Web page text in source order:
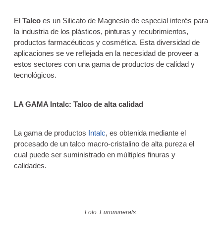
El Talcoes un Silicato de Magnesio de especial interés para
la industria de los plásticos, pinturas y recubrimientos,
productos farmacéuticos y cosmética. Esta diversidad de
aplicaciones se ve reflejada en la necesidad de proveer a
estos sectores con una gama de productos de calidad y
tecnológicos.
LA GAMA Intalc: Talco de alta calidad
La gama de productos Intalc, es obtenida mediante el
procesado de un talco macro-cristalino de alta pureza el
cual puede ser suministrado en múltiples finuras y
calidades.
Foto: Eurominerals.